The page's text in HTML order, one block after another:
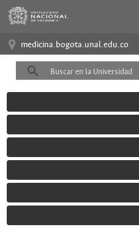
medicina.bogota.unal.edu.co